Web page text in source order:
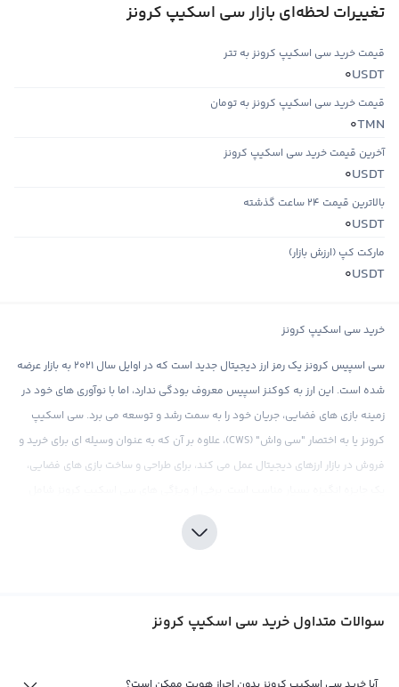
تغییرات لحظه‌ای بازار سی اسکیپ کرونز
قیمت خرید سی اسکیپ کرونز به تتر
USDT
0
قیمت خرید سی اسکیپ کرونز به تومان
TMN
0
آخرین قیمت خرید سی اسکیپ کرونز
USDT
0
بالاترین قیمت ۲۴ ساعت گذشته
USDT
0
مارکت کپ (ارزش بازار)
USDT
0
خرید سی اسکیپ کرونز
سی اسپیس کرونز یک رمز ارز دیجیتال جدید است که در اوایل سال ۲۰۲۱ به بازار عرضه
شده است. این ارز به کوکنز اسپیس معروف بودگی ندارد، اما با نوآوری های خود در
زمینه بازی های فضایی، جریان خود را به سمت رشد و توسعه می برد. سی اسکیپ
کرونز یا به اختصار "سی واش" (CWS)، علاوه بر آن که به عنوان وسیله ای برای خرید و
فروش در بازار ارزهای دیجیتال عمل می کند، برای طراحی و ساخت بازی های فضایی،
سادگی در استفاده، سرعت تراکنش و کارمزد کمتر نسبت به سایر ارزهای دیجیتال
امکاناتی که سی اسکیپ کرونز در آینده برای بازی های فضایی فراهم می کند،
ارزهای دیجیتال، مانور در بازار کریپتوکارنسی به دقت و تحقیقات کامل نیاز دارد تا به
سوالات متداول خرید سی اسکیپ کرونز